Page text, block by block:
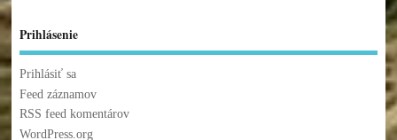
Prihlásenie
Prihlásiť sa
Feed záznamov
RSS feed komentárov
WordPress.org